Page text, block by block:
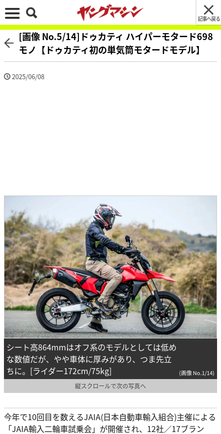
記事へ戻る
[画像 No.5/14]ドゥカティ ハイパーモタード698
モノ【ドゥカティ初の単気筒モタードモデル】
2025/06/08
シート高864mmはオフ系のモデルとしては低め
な数値だが、やや車体に厚みがあり、つま先立
ちに。[ライダー172cm/75kg]
(画像 No.1/14)
縦スクロールで次の写真へ
今年で10回目を数えるJAIA(日本自動車輸入組合)主催による
「JAIA輸入二輪車試乗会」が開催され、12社／17ブラン